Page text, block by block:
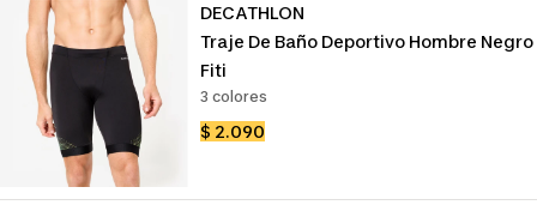
DECATHLON
Traje De Baño Deportivo Hombre Negro
Fiti
3 colores
Precio
$ 2.090